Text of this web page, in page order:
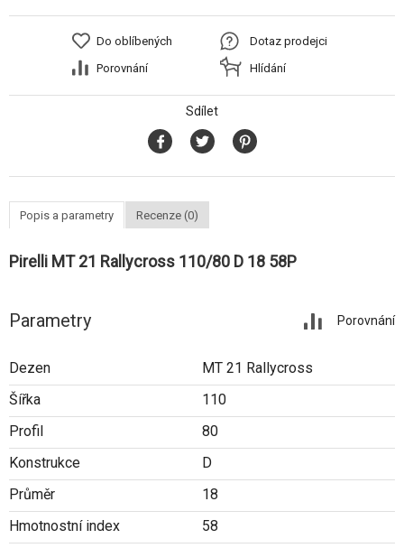
Do oblíbených
Porovnání
Dotaz prodejci
Hlídání
Sdílet
Popis a parametry Recenze (0)
Pirelli MT 21 Rallycross 110/80 D 18 58P
Parametry Porovnání
Dezen
MT 21 Rallycross
Šířka
110
Profil
80
Konstrukce
D
Průměr
18
Hmotnostní index
58